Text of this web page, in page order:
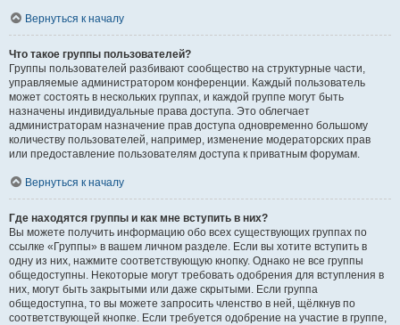
Вернуться к началу
Что такое группы пользователей?
Группы пользователей разбивают сообщество на структурные части,
управляемые администратором конференции. Каждый пользователь
может состоять в нескольких группах, и каждой группе могут быть
назначены индивидуальные права доступа. Это облегчает
администраторам назначение прав доступа одновременно большому
количеству пользователей, например, изменение модераторских прав
или предоставление пользователям доступа к приватным форумам.
Вернуться к началу
Где находятся группы и как мне вступить в них?
Вы можете получить информацию обо всех существующих группах по
ссылке «Группы» в вашем личном разделе. Если вы хотите вступить в
одну из них, нажмите соответствующую кнопку. Однако не все группы
общедоступны. Некоторые могут требовать одобрения для вступления в
них, могут быть закрытыми или даже скрытыми. Если группа
общедоступна, то вы можете запросить членство в ней, щёлкнув по
соответствующей кнопке. Если требуется одобрение на участие в группе,